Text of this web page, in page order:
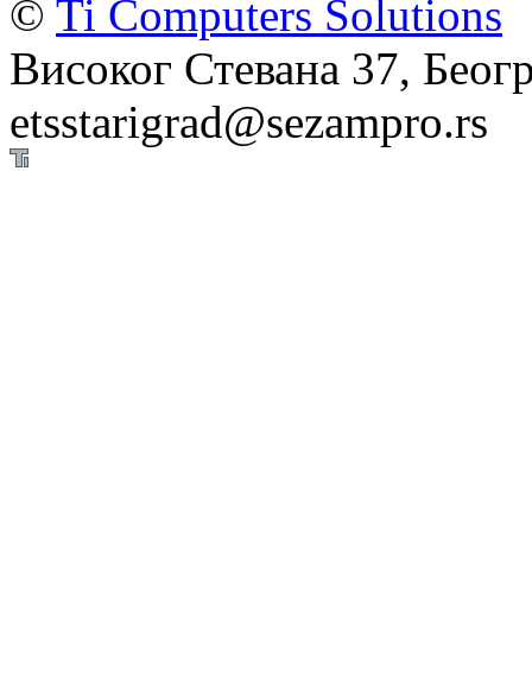
© Ti Computers Solutions
Високог Стевана 37,
etsstarigrad@sezampro.rs